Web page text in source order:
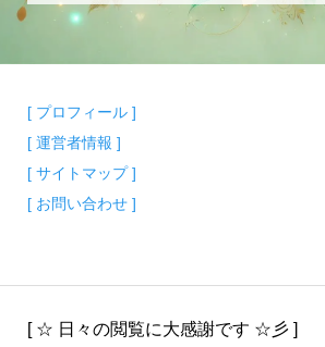
[ プロフィール ]
[ 運営者情報 ]
[ サイトマップ ]
[ お問い合わせ ]
[ ☆ 日々の閲覧に大感謝です ☆彡 ]